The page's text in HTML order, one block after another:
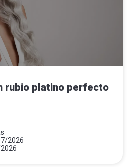
rubio platino perfecto
2026